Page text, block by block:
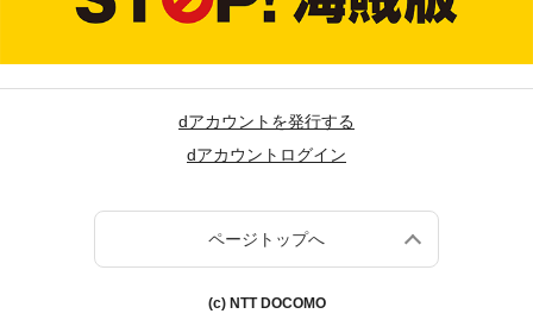
dアカウントを発行する
dアカウントログイン
ページトップへ
(c) NTT DOCOMO